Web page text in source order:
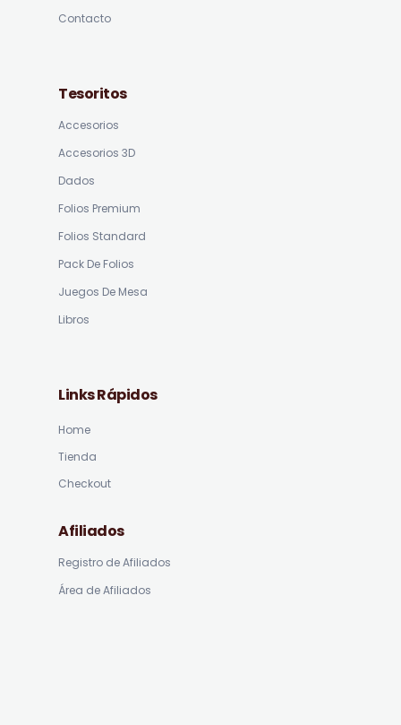
Contacto
Tesoritos
Accesorios
Accesorios 3D
Dados
Folios Premium
Folios Standard
Pack De Folios
Juegos De Mesa
Libros
Links Rápidos
Home
Tienda
Checkout
Afiliados
Registro de Afiliados
Área de Afiliados